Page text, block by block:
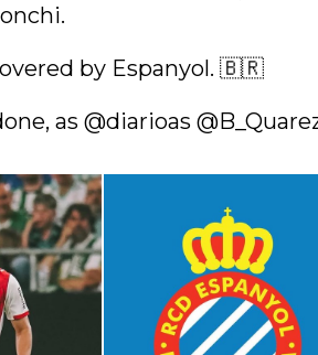
by Espanyol. 🇧🇷
as @diarioas